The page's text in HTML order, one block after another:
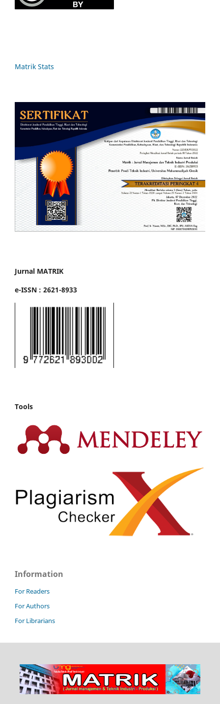
Matrik Stats
Jurnal MATRIK
e-ISSN : 2621-8933
Tools
Information
For Readers
For Authors
For Librarians